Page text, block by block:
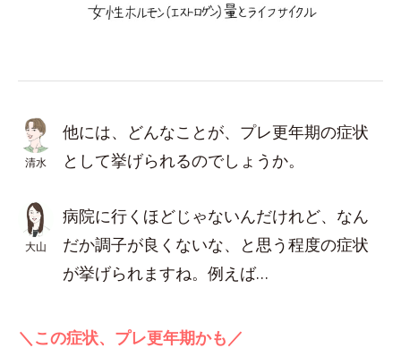
清水
他には、どんなことが、プレ更年期の症状
として挙げられるのでしょうか。
大山
病院に行くほどじゃないんだけれど、なん
だか調子が良くないな、と思う程度の症状
が挙げられますね。例えば…
＼この症状、プレ更年期かも／